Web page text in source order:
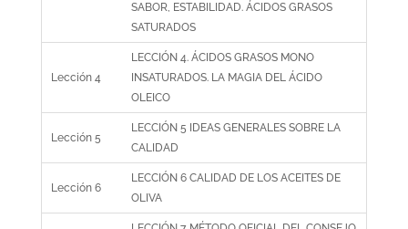
SABOR, ESTABILIDAD. ÁCIDOS GRASOS
SATURADOS
Lección 4
LECCIÓN 4. ÁCIDOS GRASOS MONO
INSATURADOS. LA MAGIA DEL ÁCIDO
OLEICO
Lección 5
LECCIÓN 5 IDEAS GENERALES SOBRE LA
CALIDAD
Lección 6
LECCIÓN 6 CALIDAD DE LOS ACEITES DE
OLIVA